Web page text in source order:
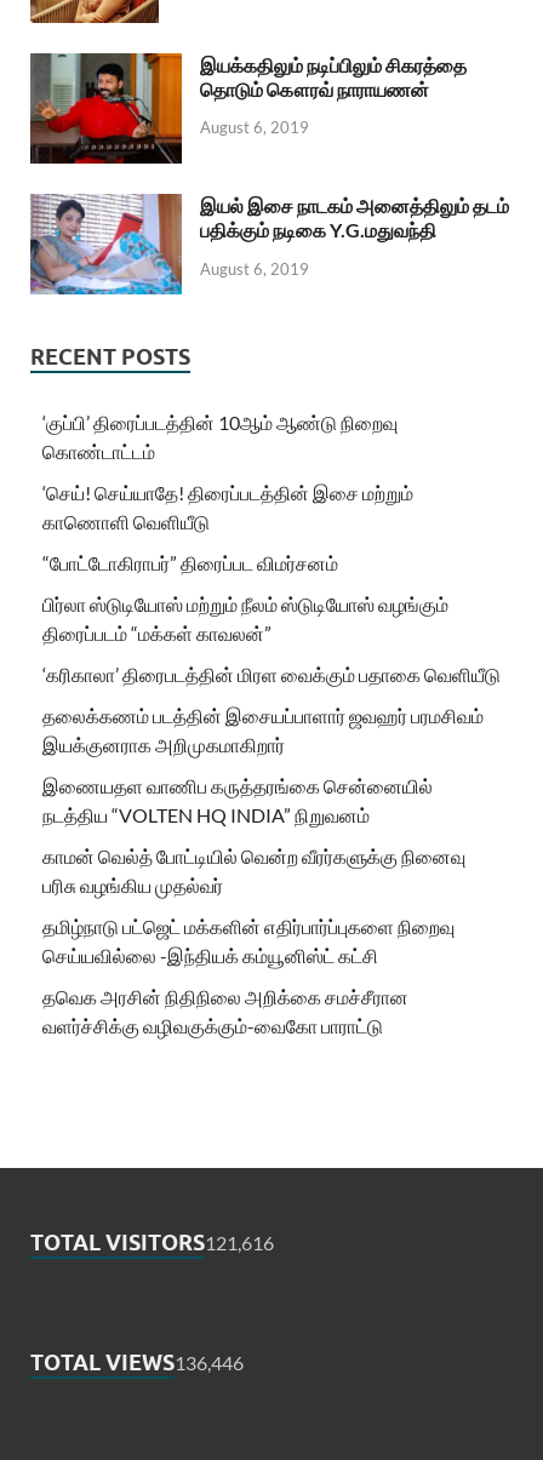
இயக்கதிலும் நடிப்பிலும் சிகரத்தை
தொடும் கௌரவ் நாராயணன்
August 6, 2019
இயல் இசை நாடகம் அனைத்திலும் தடம்
பதிக்கும் நடிகை Y.G.மதுவந்தி
August 6, 2019
RECENT POSTS
‘குப்பி’ திரைப்படத்தின் 10ஆம் ஆண்டு நிறைவு
கொண்டாட்டம்
‘செய்! செய்யாதே! திரைப்படத்தின் இசை மற்றும்
காணொளி வெளியீடு
“போட்டோகிராபர்” திரைப்பட விமர்சனம்
பிர்லா ஸ்டுடியோஸ் மற்றும் நீலம் ஸ்டுடியோஸ் வழங்கும்
திரைப்படம் “மக்கள் காவலன்”
‘கரிகாலா’ திரைபடத்தின் மிரள வைக்கும் பதாகை வெளியீடு
தலைக்கணம் படத்தின் இசையப்பாளார் ஜவஹர் பரமசிவம்
இயக்குனராக அறிமுகமாகிறார்
இணையதள வாணிப கருத்தரங்கை சென்னையில்
நடத்திய “VOLTEN HQ INDIA” நிறுவனம்
காமன் வெல்த் போட்டியில் வென்ற வீரர்களுக்கு நினைவு
பரிசு வழங்கிய முதல்வர்
தமிழ்நாடு பட்ஜெட் மக்களின் எதிர்பார்ப்புகளை நிறைவு
செய்யவில்லை -இந்தியக் கம்யூனிஸ்ட் கட்சி
தவெக அரசின் நிதிநிலை அறிக்கை சமச்சீரான
வளர்ச்சிக்கு வழிவகுக்கும்-வைகோ பாராட்டு
TOTAL VISITORS121,616
TOTAL VIEWS136,446